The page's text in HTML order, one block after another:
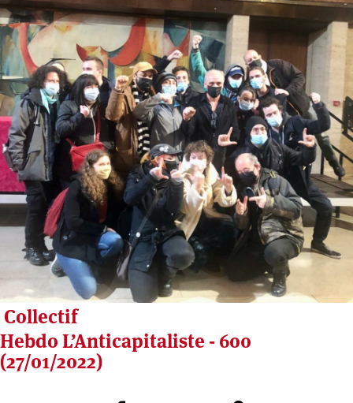
Collectif
Hebdo L’Anticapitaliste - 600
(27/01/2022)